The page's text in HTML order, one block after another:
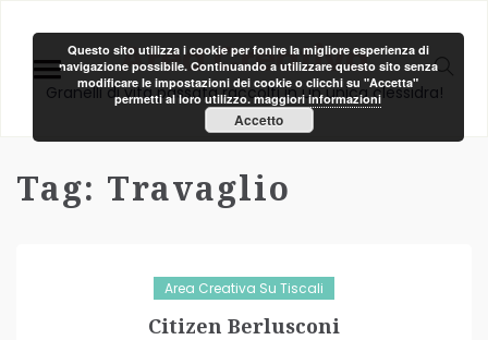
Area Creativa
Granelli di vita passata raccolti in un unica clessidra!
Tag: Travaglio
Area Creativa Su Tiscali
Citizen Berlusconi
Questo sito utilizza i cookie per fonire la migliore esperienza di
navigazione possibile. Continuando a utilizzare questo sito senza
modificare le impostazioni dei cookie o clicchi su "Accetta"
permetti al loro utilizzo.maggiori informazioni
Accetto